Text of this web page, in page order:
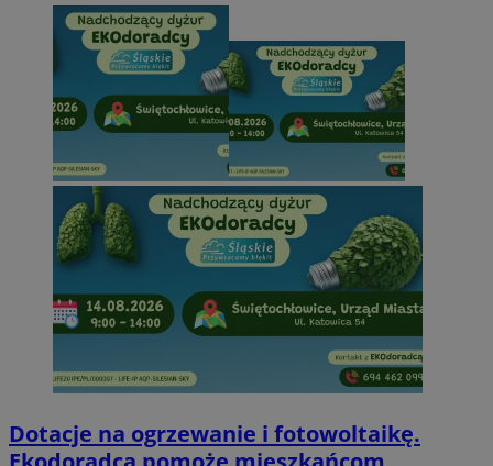
Dotacje na ogrzewanie i fotowoltaikę.